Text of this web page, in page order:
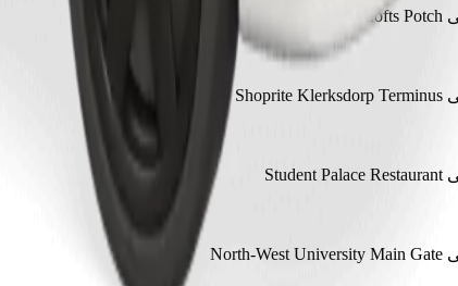
TMM Lofts Potch
Shoprite Klerksdorp Terminus
Student Palace Restaurant
North-West University Main Gate